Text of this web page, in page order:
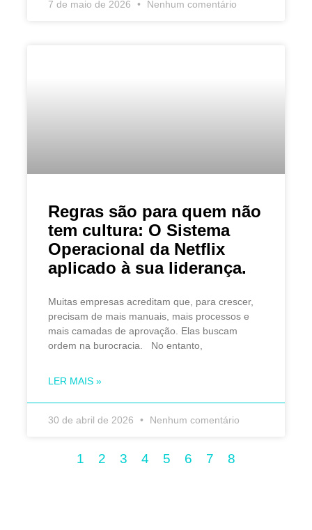
7 de maio de 2026 Nenhum comentário
Regras são para quem não
tem cultura: O Sistema
Operacional da Netflix
aplicado à sua liderança.
Muitas empresas acreditam que, para crescer,
precisam de mais manuais, mais processos e
mais camadas de aprovação. Elas buscam
ordem na burocracia. No entanto,
LER MAIS »
30 de abril de 2026 Nenhum comentário
1 2 3 4 5 6 7 8